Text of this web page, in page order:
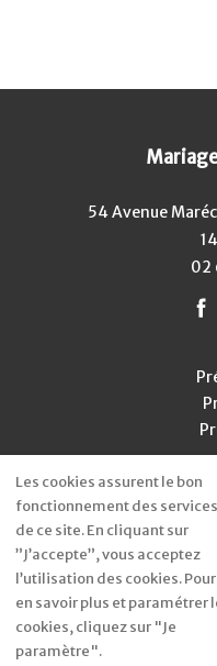
54 Avenue
02
Les cookies assurent le bon
fonctionnement des services
de ce site. En cliquant sur
”J’accepte”, vous acceptez
l’utilisation des cookies. Pour
en savoir plus et paramétrer
cookies, cliquez sur "Je
paramètre".